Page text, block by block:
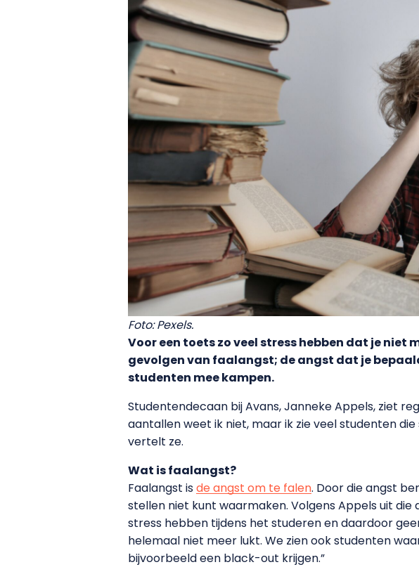
Foto: Pexels.
Voor een toets zo veel stress hebben dat je
gevolgen van faalangst; de angst dat je
studenten mee kampen.
Studentendecaan bij Avans, Janneke Appels, ziet
aantallen weet ik niet, maar ik zie veel studenten
vertelt ze.
Wat is faalangst?
Faalangst isde angst om te falen. Door die angst
stellen niet kunt waarmaken. Volgens Appels uit
stress hebben tijdens het studeren en daardoor
helemaal niet meer lukt. We zien ook studenten
bijvoorbeeld een black-out krijgen.”